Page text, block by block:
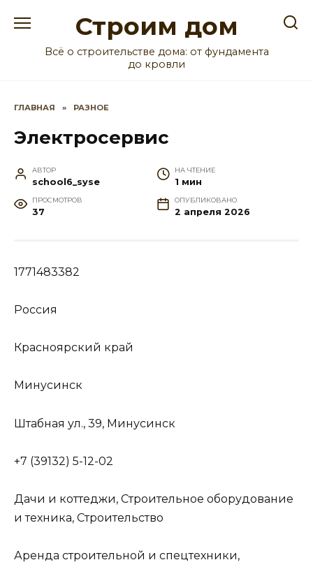
Строим дом
Всё о строительстве дома: от фундамента
до кровли
ГЛАВНАЯ » РАЗНОЕ
Электросервис
АВТОР
school6_syse
НА ЧТЕНИЕ
1 мин
ПРОСМОТРОВ
37
ОПУБЛИКОВАНО
2 апреля 2026
1771483382
Россия
Красноярский край
Минусинск
Штабная ул., 39, Минусинск
+7 (39132) 5-12-02
Дачи и коттеджи, Строительное оборудование
и техника, Строительство
Аренда строительной и спецтехники,